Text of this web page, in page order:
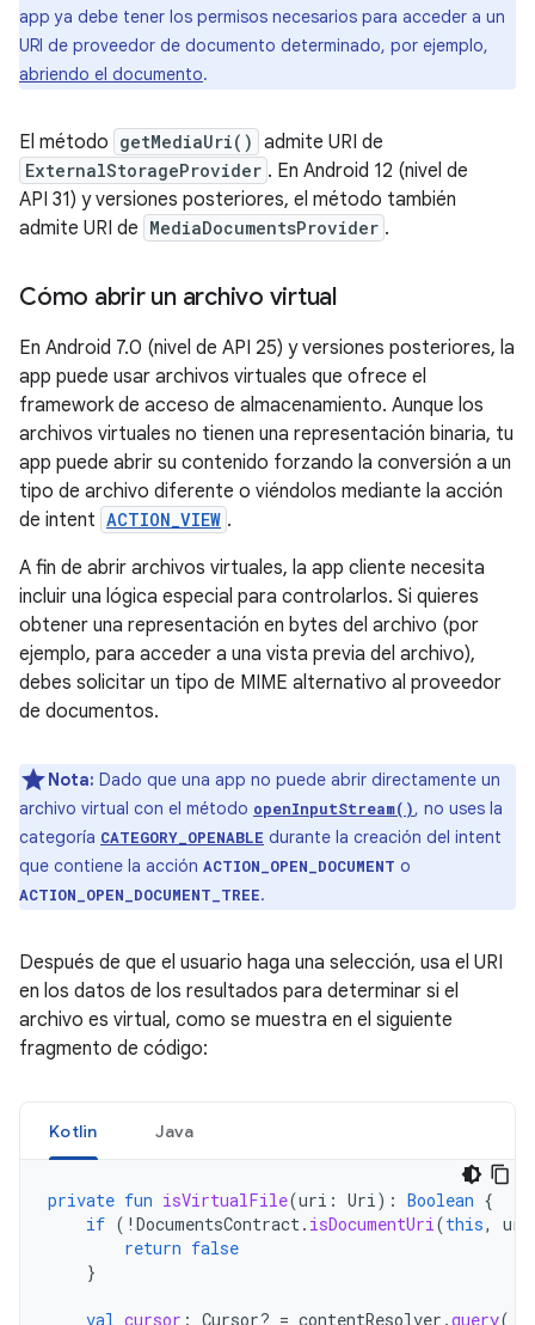
app ya debe tener los permisos necesarios para acceder a un
URI de proveedor de documento determinado, por ejemplo,
abriendo el documento.
El método getMediaUri() admite URI de
ExternalStorageProvider . En Android 12 (nivel de
API 31) y versiones posteriores, el método también
admite URI de MediaDocumentsProvider .
Cómo abrir un archivo virtual
En Android 7.0 (nivel de API 25) y versiones posteriores, la
app puede usar archivos virtuales que ofrece el
framework de acceso de almacenamiento. Aunque los
archivos virtuales no tienen una representación binaria, tu
app puede abrir su contenido forzando la conversión a un
tipo de archivo diferente o viéndolos mediante la acción
de intent ACTION_VIEW .
A fin de abrir archivos virtuales, la app cliente necesita
incluir una lógica especial para controlarlos. Si quieres
obtener una representación en bytes del archivo (por
ejemplo, para acceder a una vista previa del archivo),
debes solicitar un tipo de MIME alternativo al proveedor
de documentos.
Nota: Dado que una app no puede abrir directamente un
archivo virtual con el método openInputStream(), no uses la
categoría CATEGORY_OPENABLE durante la creación del intent
que contiene la acción ACTION_OPEN_DOCUMENT o
ACTION_OPEN_DOCUMENT_TREE.
Después de que el usuario haga una selección, usa el URI
en los datos de los resultados para determinar si el
archivo es virtual, como se muestra en el siguiente
fragmento de código:
Kotlin Java
private fun isVirtualFile(uri : Uri): Boolean {
if ( ! DocumentsContract. isDocumentUri(this, uri
return false
}
val cursor : Cursor? = contentResolver .query(